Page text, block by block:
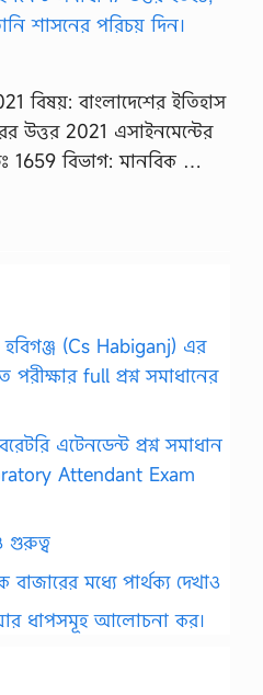
বিষয়: বাংলাদেশের ইতিহাস
উত্তর 2021 এসাইনমেন্টের
1659 বিভাগ: মানবিক …
হবিগঞ্জ (Cs Habiganj) এর
পরীক্ষার full প্রশ্ন সমাধানের
এটেনডেন্ট প্রশ্ন সমাধান
Attendant Exam
গুরুত্ব
মধ্যে পার্থক্য দেখাও
ধাপসমূহ আলোচনা কর।